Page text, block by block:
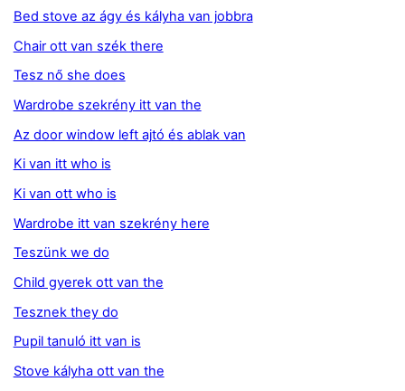
Bed stove az ágy és kályha van jobbra
Chair ott van szék there
Tesz nő she does
Wardrobe szekrény itt van the
Az door window left ajtó és ablak van
Ki van itt who is
Ki van ott who is
Wardrobe itt van szekrény here
Teszünk we do
Child gyerek ott van the
Tesznek they do
Pupil tanuló itt van is
Stove kályha ott van the